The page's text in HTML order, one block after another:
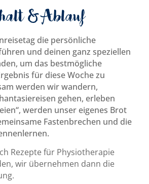
& Ablauf
die persönliche
und deinen ganz speziellen
um das bestmögliche
für diese Woche zu
werden wir wandern,
gehen, erleben
werden unser eigenes Brot
Fastenbrechen und die
Rezepte für Physiotherapie
wir übernehmen dann die